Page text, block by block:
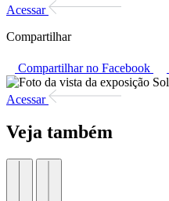
Acessar
Compartilhar
Compartilhar no Facebook
Acessar
Veja também